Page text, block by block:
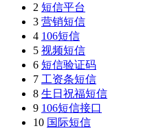
2 短信平台
3 营销短信
4 106短信
5 视频短信
6 短信验证码
7 工资条短信
8 生日祝福短信
9 106短信接口
10 国际短信